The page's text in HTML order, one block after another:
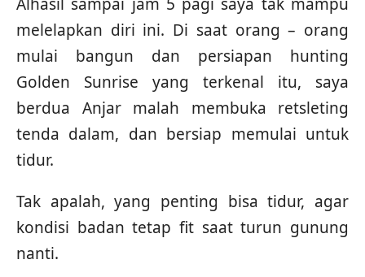
Alhasil sampai jam 5 pagi saya tak mampu
melelapkan diri ini. Di saat orang – orang
mulai bangun dan persiapan hunting
Golden Sunrise yang terkenal itu, saya
berdua Anjar malah membuka retsleting
tenda dalam, dan bersiap memulai untuk
tidur.
Tak apalah, yang penting bisa tidur, agar
kondisi badan tetap fit saat turun gunung
nanti.